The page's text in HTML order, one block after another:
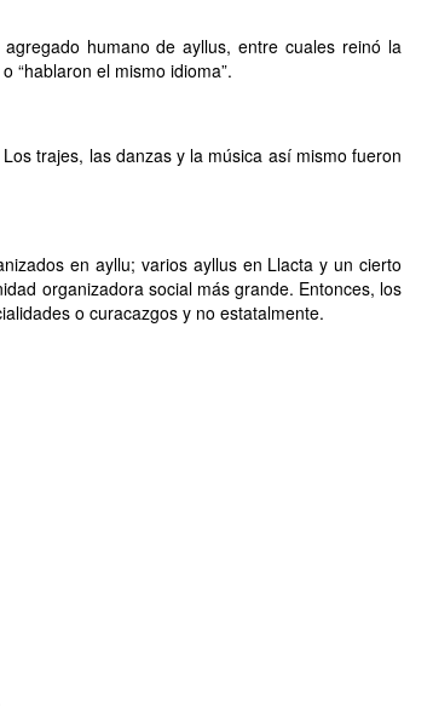
humano de ayllus, entre cuales reinó la
“hablaron el mismo idioma”.
trajes, las danzas y la música así mismo fueron
en ayllu; varios ayllus en Llacta y un cierto
organizadora social más grande. Entonces, los
o curacazgos y no estatalmente.